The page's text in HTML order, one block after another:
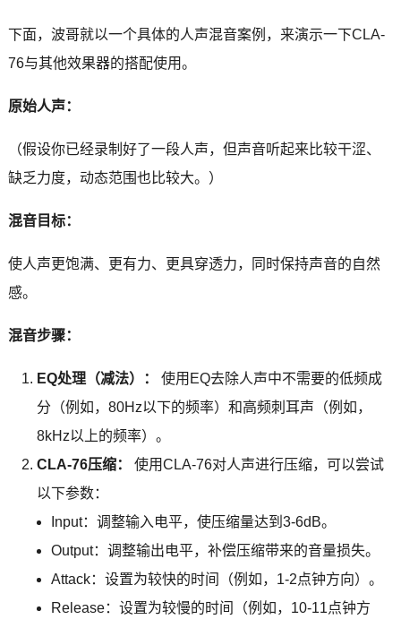
下面，波哥就以一个具体的人声混音案例，来演示一下CLA-
76与其他效果器的搭配使用。
原始人声：
（假设你已经录制好了一段人声，但声音听起来比较干涩、
缺乏力度，动态范围也比较大。）
混音目标：
使人声更饱满、更有力、更具穿透力，同时保持声音的自然
感。
混音步骤：
EQ处理（减法）：
使用EQ去除人声中不需要的低频成
分（例如，80Hz以下的频率）和高频刺耳声（例如，
8kHz以上的频率）。
CLA-76压缩：
使用CLA-76对人声进行压缩，可以尝试
以下参数：
Input：调整输入电平，使压缩量达到3-6dB。
Output：调整输出电平，补偿压缩带来的音量损失。
Attack：设置为较快的时间（例如，1-2点钟方向）。
Release：设置为较慢的时间（例如，10-11点钟方